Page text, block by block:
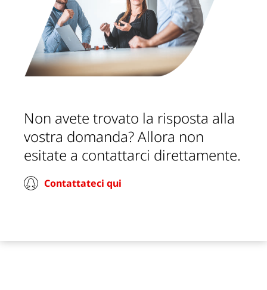
Non avete trovato la risposta alla
vostra domanda? Allora non
esitate a contattarci direttamente.
Contattateci qui